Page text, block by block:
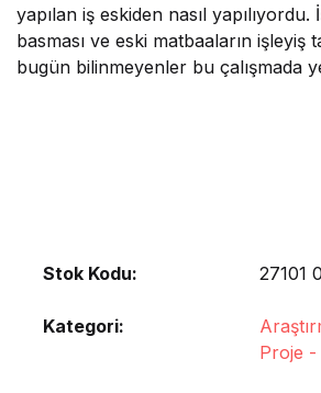
yapılan iş eskiden nasıl
basması ve eski matbaaların işleyiş
bugün bilinmeyenler bu çalışmada
Stok Kodu: 27101
Kategori:
Proje -